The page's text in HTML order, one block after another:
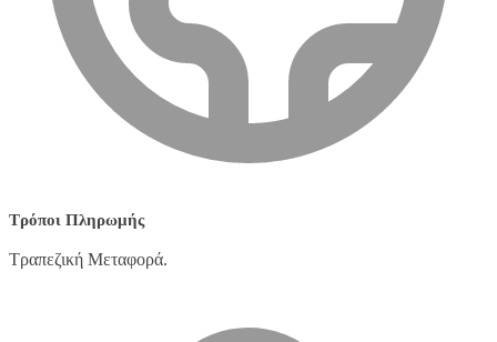
Τρόποι Πληρωμής
Τραπεζική Μεταφορά.